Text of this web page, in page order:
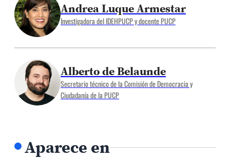
Andrea Luque Armestar
Investigadora del IDEHPUCP y docente PUCP
Alberto de Belaunde
Secretario técnico de la Comisión de Democracia y
Ciudadanía de la PUCP
Aparece en